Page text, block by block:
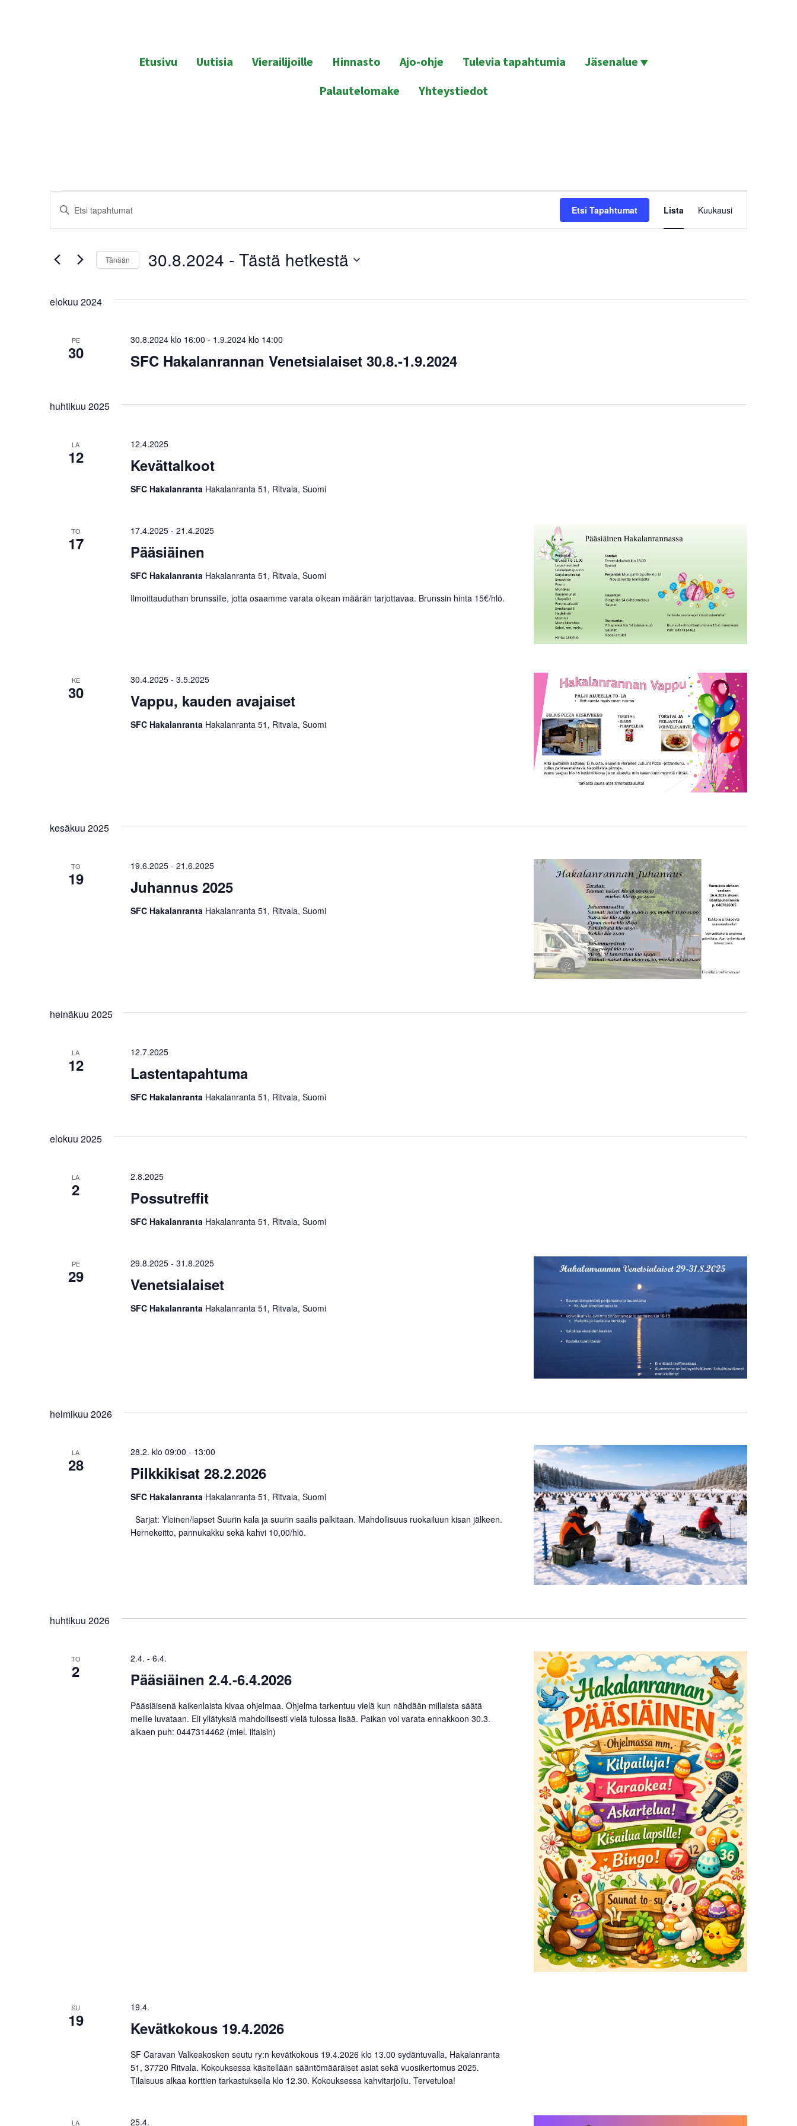
Etusivu Uutisia Vierailijoille Hinnasto Ajo-ohje Tulevia tapahtumia
Jäsenalue
Palautelomake
Yhteystiedot
Tapahtumat
Tapahtumat
Etsi
Näkymät
navigointi
Syötä
hakusana.
Tapahtumat
Etsi Tapahtumat
Views
Lista Kuukausi
Tänään 30.8.2024 - Tästä hetkestä
päivä.
elokuu 2024
PE
30 SFC Hakalanrannan Venetsialaiset 30.8.-1.9.2024
30.8.2024 klo 16:00 - 1.9.2024 klo 14:00
huhtikuu 2025
LA
12 Kevättalkoot
12.4.2025
SFC Hakalanranta Hakalanranta 51, Ritvala, Suomi
TO
17 Pääsiäinen
17.4.2025- 21.4.2025
SFC Hakalanranta Hakalanranta 51, Ritvala, Suomi
Ilmoittauduthan brunssille, jotta osaamme varata oikean määrän tarjottavaa. Brunssin hinta 15€/hlö.
KE
30 Vappu, kauden avajaiset
30.4.2025- 3.5.2025
SFC Hakalanranta Hakalanranta 51, Ritvala, Suomi
kesäkuu 2025
TO
19 Juhannus 2025
19.6.2025- 21.6.2025
SFC Hakalanranta Hakalanranta 51, Ritvala, Suomi
heinäkuu 2025
LA
12 Lastentapahtuma
12.7.2025
SFC Hakalanranta Hakalanranta 51, Ritvala, Suomi
elokuu 2025
LA
2 Possutreffit
2.8.2025
SFC Hakalanranta Hakalanranta 51, Ritvala, Suomi
PE
29 Venetsialaiset
29.8.2025- 31.8.2025
SFC Hakalanranta Hakalanranta 51, Ritvala, Suomi
helmikuu 2026
LA
28 Pilkkikisat 28.2.2026
28.2. klo 09:00 - 13:00
SFC Hakalanranta Hakalanranta 51, Ritvala, Suomi
Sarjat: Yleinen/lapset Suurin kala ja suurin saalis palkitaan. Mahdollisuus ruokailuun kisan jälkeen.
Hernekeitto, pannukakku sekä kahvi 10,00/hlö.
huhtikuu 2026
TO
2 Pääsiäinen 2.4.-6.4.2026
2.4. - 6.4.
Pääsiäisenä kaikenlaista kivaa ohjelmaa. Ohjelma tarkentuu vielä kun nähdään millaista säätä
meille luvataan. Eli yllätyksiä mahdollisesti vielä tulossa lisää. Paikan voi varata ennakkoon 30.3.
alkaen puh: 0447314462 (miel. iltaisin)
SU
19 Kevätkokous 19.4.2026
19.4.
SF Caravan Valkeakosken seutu ry:n kevätkokous 19.4.2026 klo 13.00 sydäntuvalla, Hakalanranta
51, 37720 Ritvala. Kokouksessa käsitellään sääntömääräiset asiat sekä vuosikertomus 2025.
Tilaisuus alkaa korttien tarkastuksella klo 12.30. Kokouksessa kahvitarjoilu. Tervetuloa!
LA 25.4.